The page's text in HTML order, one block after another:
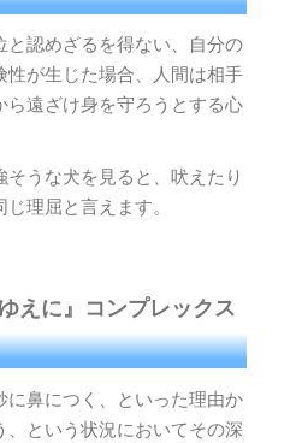
と認めざるを得ない、自分の
性が生じた場合、人間は相手
ら遠ざけ身を守ろうとする心
そうな犬を見ると、吠えたり
理屈と言えます。
えに』コンプレックス
に鼻につく、といった理由か
、という状況においてその深